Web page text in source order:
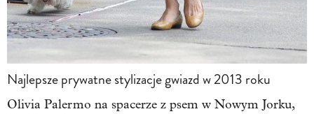
Najlepsze prywatne stylizacje gwiazd w 2013 roku
Olivia Palermo na spacerze z psem w Nowym Jorku,